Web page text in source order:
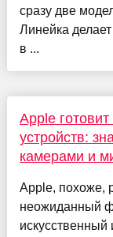
сразу две
Линейка
в ...
Apple
устройств:
камерами и
Apple, похоже,
неожиданный